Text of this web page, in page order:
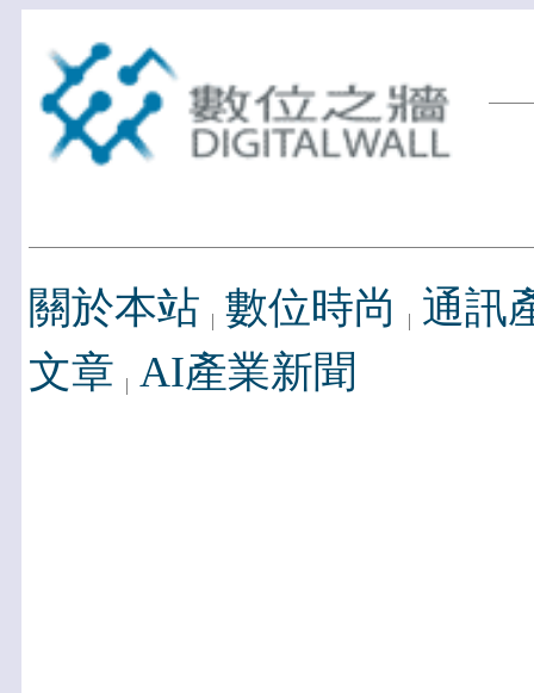
關於本站 數位時尚
通訊
文章 AI產業新聞